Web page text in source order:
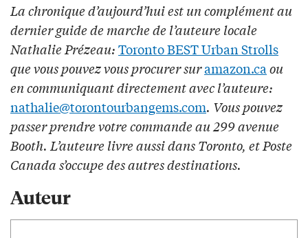
La chronique d’aujourd’hui est un complément au
dernier guide de marche de l’auteure locale
Nathalie Prézeau:Toronto BEST Urban Strolls
que vous pouvez vous procurer suramazon.ca ou
en communiquant directement avec l’auteure:
nathalie@torontourbangems.com. Vous pouvez
passer prendre votre commande au 299 avenue
Booth. L’auteure livre aussi dans Toronto, et Poste
Canada s’occupe des autres destinations.
Auteur